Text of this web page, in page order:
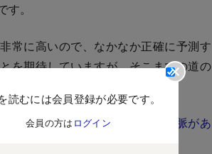
。
常に高いので、なかなか正確に予測す
を期待していますが、そこまでの道の
の合理化など、さまざまな文脈があ
読むには会員登録が必要です。
会員の方は ログイン